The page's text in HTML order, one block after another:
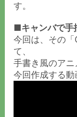
す。
■キャンバで手
今回は、その
て、
手書き風のアニ
今回作成する